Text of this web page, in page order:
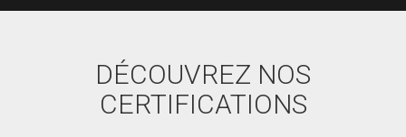
DÉCOUVREZ NOS
CERTIFICATIONS